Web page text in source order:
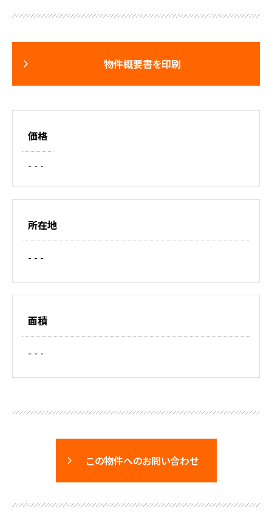
物件概要書を印刷
価格
- - -
所在地
- - -
面積
- - -
この物件へのお問い合わせ